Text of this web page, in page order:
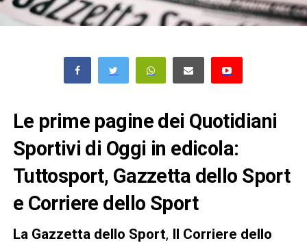
Le prime pagine dei Quotidiani
Sportivi di Oggi in edicola:
Tuttosport, Gazzetta dello Sport
e Corriere dello Sport
La Gazzetta dello Sport, Il Corriere dello